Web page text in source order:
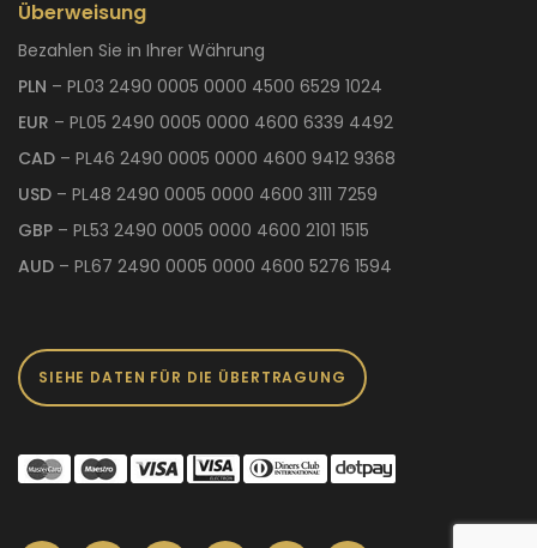
Überweisung
Bezahlen Sie in Ihrer Währung
PLN – PL03 2490 0005 0000 4500 6529 1024
EUR – PL05 2490 0005 0000 4600 6339 4492
CAD – PL46 2490 0005 0000 4600 9412 9368
USD – PL48 2490 0005 0000 4600 3111 7259
GBP – PL53 2490 0005 0000 4600 2101 1515
AUD – PL67 2490 0005 0000 4600 5276 1594
SIEHE DATEN FÜR DIE ÜBERTRAGUNG